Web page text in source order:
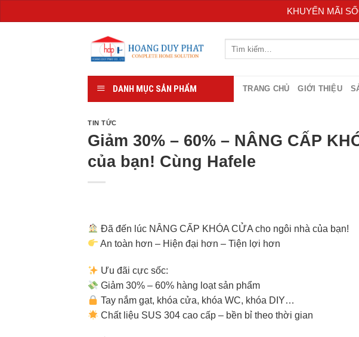
KHUYẾN MÃI
DANH MỤC SẢN PHẨM TRANG CHỦ GIỚI THIỆU
TIN TỨC
Giảm 30% – 60% – NÂNG CẤP
của bạn! Cùng Hafele
Đã đến lúc NÂNG CẤP KHÓA CỬA cho ngôi nhà của bạn!
An toàn hơn – Hiện đại hơn – Tiện lợi hơn
Ưu đãi cực sốc:
Giảm 30% – 60% hàng loạt sản phẩm
Tay nắm gạt, khóa cửa, khóa WC, khóa DIY…
Chất liệu SUS 304 cao cấp – bền bỉ theo thời gian